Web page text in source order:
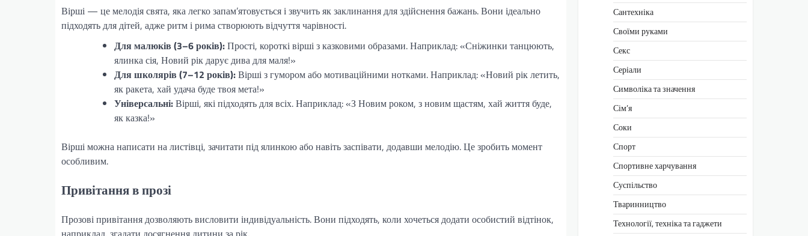
Вірші — це мелодія свята, яка легко запам’ятовується і звучить як заклинання для здійснення бажань. Вони ідеально
підходять для дітей, адже ритм і рима створюють відчуття чарівності.
Для малюків (3–6 років):Прості, короткі вірші з казковими образами. Наприклад: «Сніжинки танцюють,
ялинка сія, Новий рік дарує дива для маля!»
Для школярів (7–12 років):Вірші з гумором або мотиваційними нотками. Наприклад: «Новий рік летить,
як ракета, хай удача буде твоя мета!»
Універсальні:Вірші, які підходять для всіх. Наприклад: «З Новим роком, з новим щастям, хай життя буде,
як казка!»
Вірші можна написати на листівці, зачитати під ялинкою або навіть заспівати, додавши мелодію. Це зробить момент
особливим.
Привітання в прозі
Прозові привітання дозволяють висловити індивідуальність. Вони підходять, коли хочеться додати особистий відтінок,
Сантехніка
Своїми руками
Секс
Серіали
Символіка та значення
Сім’я
Соки
Спорт
Спортивне харчування
Суспільство
Тваринництво
Технології, техніка та гаджети